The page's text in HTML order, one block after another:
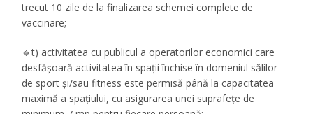
trecut 10 zile de la finalizarea schemei complete de
vaccinare;
🔹t) activitatea cu publicul a operatorilor economici care
desfășoară activitatea în spații închise în domeniul sălilor
de sport și/sau fitness este permisă până la capacitatea
maximă a spațiului, cu asigurarea unei suprafețe de